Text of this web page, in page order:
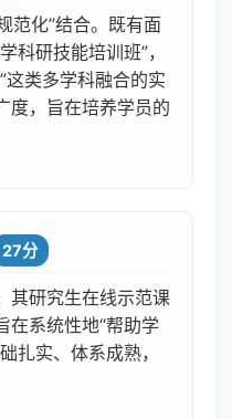
范化”结合。既有面
科研技能培训班”，
这类多学科融合的实
度，旨在培养学员的
27分
其研究生在线示范课
在系统性地“帮助学
扎实、体系成熟，